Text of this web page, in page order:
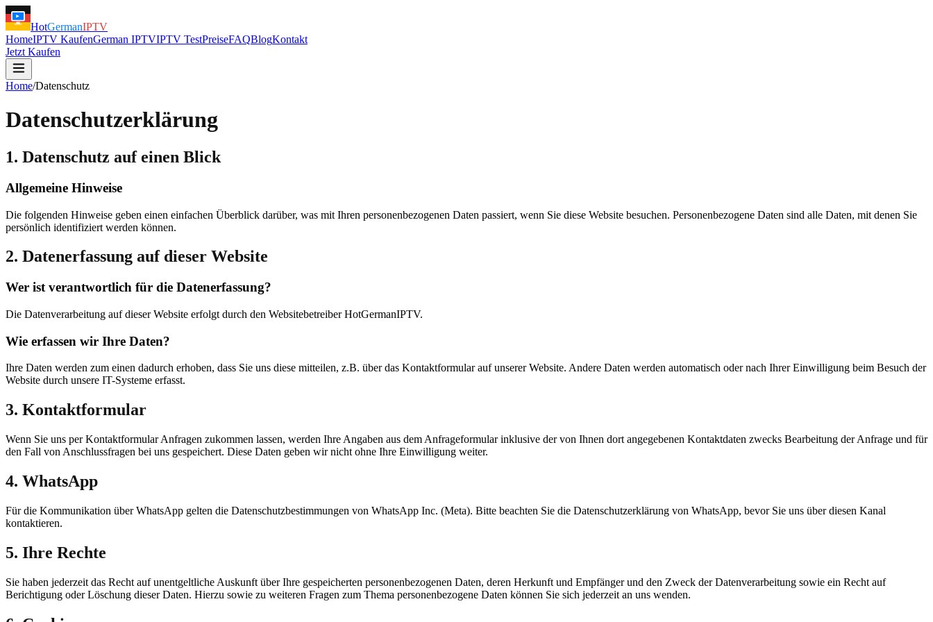
HotGermanIPTV
HomeIPTV KaufenGerman IPTVIPTV TestPreiseFAQBlogKontakt
Jetzt Kaufen
Home/Datenschutz
Datenschutzerklärung
1. Datenschutz auf einen Blick
Allgemeine Hinweise
Die folgenden Hinweise geben einen einfachen Überblick darüber, was mit Ihren personenbezogenen Daten passiert, wenn Sie diese Website besuchen. Personenbezogene Daten sind alle Daten, mit denen Sie
persönlich identifiziert werden können.
2. Datenerfassung auf dieser Website
Wer ist verantwortlich für die Datenerfassung?
Die Datenverarbeitung auf dieser Website erfolgt durch den Websitebetreiber HotGermanIPTV.
Wie erfassen wir Ihre Daten?
Ihre Daten werden zum einen dadurch erhoben, dass Sie uns diese mitteilen, z.B. über das Kontaktformular auf unserer Website. Andere Daten werden automatisch oder nach Ihrer Einwilligung beim Besuch der
Website durch unsere IT-Systeme erfasst.
3. Kontaktformular
Wenn Sie uns per Kontaktformular Anfragen zukommen lassen, werden Ihre Angaben aus dem Anfrageformular inklusive der von Ihnen dort angegebenen Kontaktdaten zwecks Bearbeitung der Anfrage und für
den Fall von Anschlussfragen bei uns gespeichert. Diese Daten geben wir nicht ohne Ihre Einwilligung weiter.
4. WhatsApp
Für die Kommunikation über WhatsApp gelten die Datenschutzbestimmungen von WhatsApp Inc. (Meta). Bitte beachten Sie die Datenschutzerklärung von WhatsApp, bevor Sie uns über diesen Kanal
kontaktieren.
5. Ihre Rechte
Sie haben jederzeit das Recht auf unentgeltliche Auskunft über Ihre gespeicherten personenbezogenen Daten, deren Herkunft und Empfänger und den Zweck der Datenverarbeitung sowie ein Recht auf
Berichtigung oder Löschung dieser Daten. Hierzu sowie zu weiteren Fragen zum Thema personenbezogene Daten können Sie sich jederzeit an uns wenden.